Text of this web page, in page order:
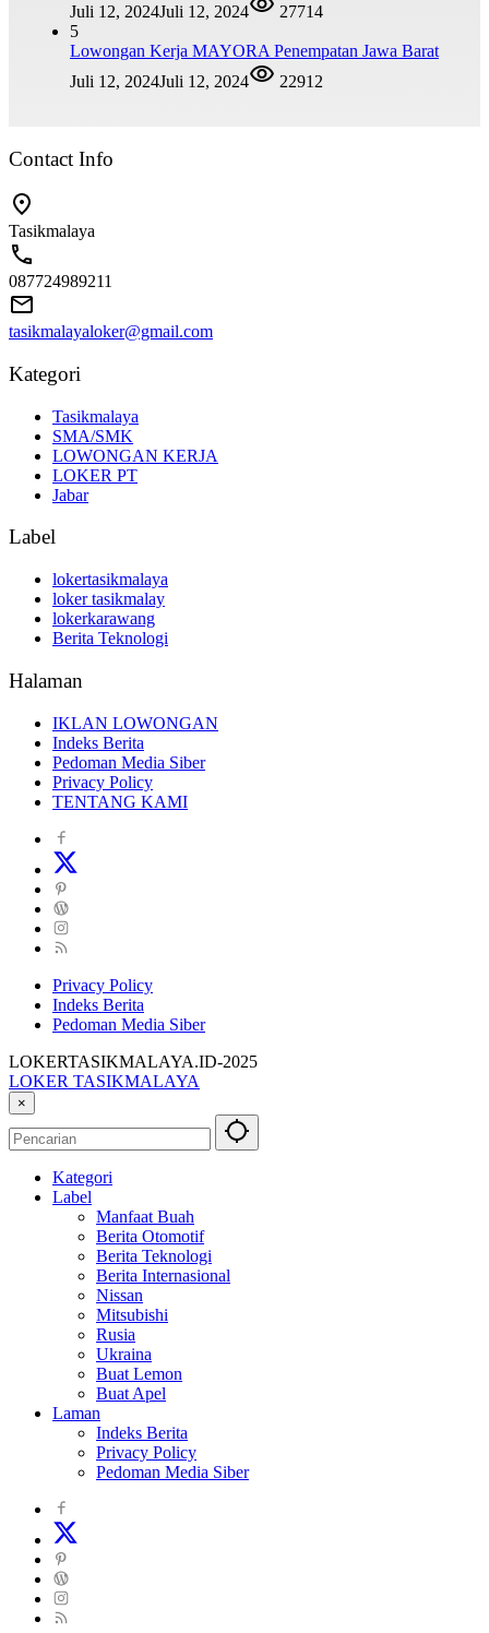
Juli 12, 2024Juli 12, 2024
27714
5
Lowongan Kerja MAYORA Penempatan Jawa Barat
Juli 12, 2024Juli 12, 2024 22912
Contact Info
Tasikmalaya
087724989211
tasikmalayaloker@gmail.com
Kategori
Tasikmalaya
SMA/SMK
LOWONGAN KERJA
LOKER PT
Jabar
Label
lokertasikmalaya
loker tasikmalay
lokerkarawang
Berita Teknologi
Halaman
IKLAN LOWONGAN
Indeks Berita
Pedoman Media Siber
Privacy Policy
TENTANG KAMI
Privacy Policy
Indeks Berita
Pedoman Media Siber
LOKERTASIKMALAYA.ID-2025
LOKER TASIKMALAYA
Info
Lowongan
Kerja
Sekitarna
×
Kategori
Label
Manfaat Buah
Berita Otomotif
Berita Teknologi
Berita Internasional
Nissan
Mitsubishi
Rusia
Ukraina
Buat Lemon
Buat Apel
Laman
Indeks Berita
Privacy Policy
Pedoman Media Siber